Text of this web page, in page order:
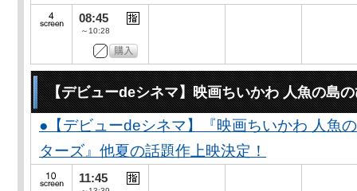
08:45
～10:28
【デビューdeシネマ】映画ちいかわ 人魚の島
●【デビューdeシネマ】『映画ちいかわ 人魚
ターズ』他夏の話題作上映決定！
11:45